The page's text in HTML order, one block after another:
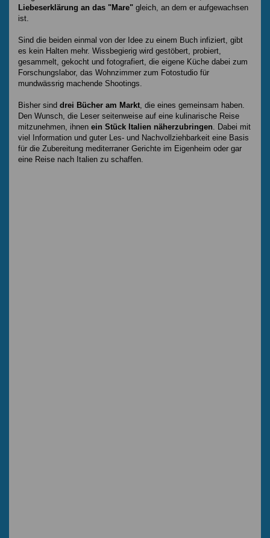
Liebeserklärung an das "Mare" gleich, an dem er aufgewachsen
ist.
Sind die beiden einmal von der Idee zu einem Buch infiziert, gibt
es kein Halten mehr. Wissbegierig wird gestöbert, probiert,
gesammelt, gekocht und fotografiert, die eigene Küche dabei zum
Forschungslabor, das Wohnzimmer zum Fotostudio für
mundwässrig machende Shootings.
Bisher sind drei Bücher am Markt, die eines gemeinsam haben.
Den Wunsch, die Leser seitenweise auf eine kulinarische Reise
mitzunehmen, ihnen ein Stück Italien näherzubringen. Dabei mit
viel Information und guter Les- und Nachvollziehbarkeit eine Basis
für die Zubereitung mediterraner Gerichte im Eigenheim oder gar
eine Reise nach Italien zu schaffen.